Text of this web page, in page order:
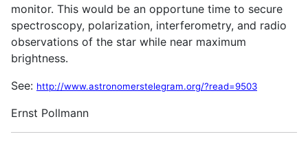
monitor. This would be an opportune time to secure
spectroscopy, polarization, interferometry, and radio
observations of the star while near maximum
brightness.
See: http://www.astronomerstelegram.org/?read=9503
Ernst Pollmann